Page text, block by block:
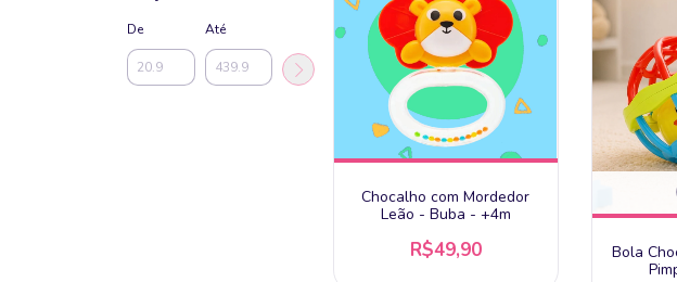
De Até
Chocalho com Mordedor
Leão - Buba - +4m
R$49,90
Bola